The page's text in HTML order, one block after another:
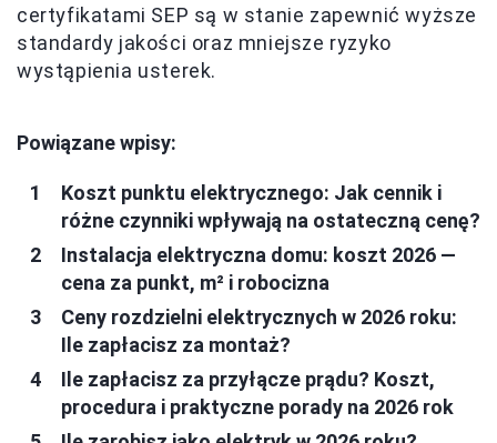
certyfikatami SEP są w stanie zapewnić wyższe
standardy jakości oraz mniejsze ryzyko
wystąpienia usterek.
Powiązane wpisy:
Koszt punktu elektrycznego: Jak cennik i
różne czynniki wpływają na ostateczną cenę?
Instalacja elektryczna domu: koszt 2026 —
cena za punkt, m² i robocizna
Ceny rozdzielni elektrycznych w 2026 roku:
Ile zapłacisz za montaż?
Ile zapłacisz za przyłącze prądu? Koszt,
procedura i praktyczne porady na 2026 rok